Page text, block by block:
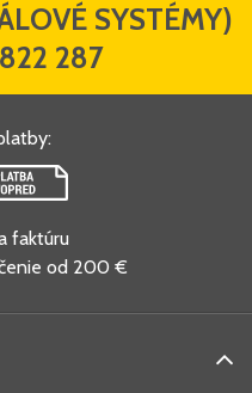
SYSTÉMY)
287
:
faktúru
od 200 €